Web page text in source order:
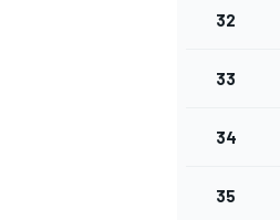
32
33
34
35